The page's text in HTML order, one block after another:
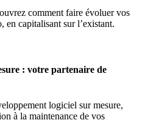
comment faire évoluer vos
en capitalisant sur l’existant.
: votre partenaire de
logiciel sur mesure,
à la maintenance de vos